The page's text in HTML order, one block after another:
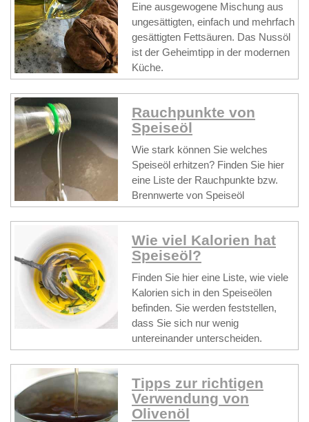
Eine ausgewogene Mischung aus
ungesättigten, einfach und mehrfach
gesättigten Fettsäuren. Das Nussöl
ist der Geheimtipp in der modernen
Küche.
Rauchpunkte von
Speiseöl
Wie stark können Sie welches
Speiseöl erhitzen? Finden Sie hier
eine Liste der Rauchpunkte bzw.
Brennwerte von Speiseöl
Wie viel Kalorien hat
Speiseöl?
Finden Sie hier eine Liste, wie viele
Kalorien sich in den Speiseölen
befinden. Sie werden feststellen,
dass Sie sich nur wenig
untereinander unterscheiden.
Tipps zur richtigen
Verwendung von
Olivenöl